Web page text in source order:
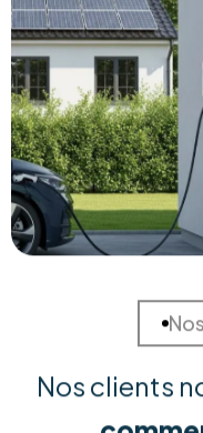
Solutions Sur
Chaque habitation
étude approfondie
votre toiture pour
Installation
Nos équipes
irréprochable,
(RGIE). Nous